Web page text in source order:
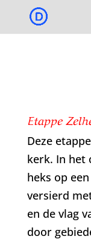
Etappe
Deze
kerk. In het
heks op
versierd
en de vlag
door